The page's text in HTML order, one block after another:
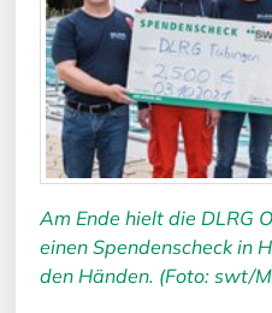
Am Ende hielt die DLRG
einen Spendenscheck in
den Händen. (Foto: swt/